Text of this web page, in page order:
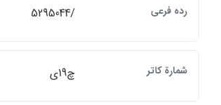
رده فرعي /5295044
شمارة كاتر چ19ي